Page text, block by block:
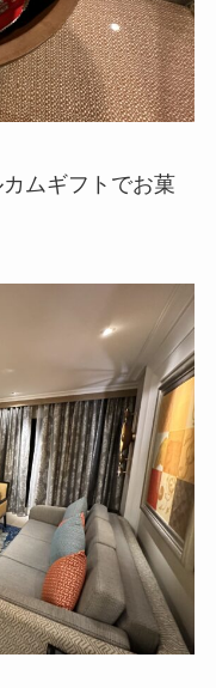
ムギフトでお菓